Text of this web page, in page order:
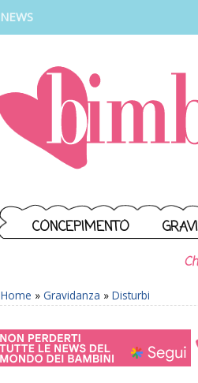
NEWS
CONCEPIMENTO
Home » Gravidanza » Disturbi